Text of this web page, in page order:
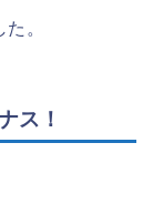
。
ス！